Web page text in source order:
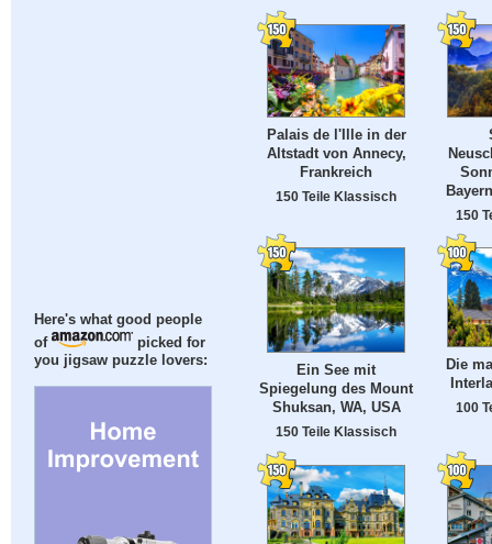
Here's what good people
of
picked for
you jigsaw puzzle lovers:
Palais de l'Ille in der
Altstadt von Annecy,
Frankreich
150 Teile Klassisch
150
Ein See mit
Spiegelung des Mount
Shuksan, WA, USA
150 Teile Klassisch
Die
100